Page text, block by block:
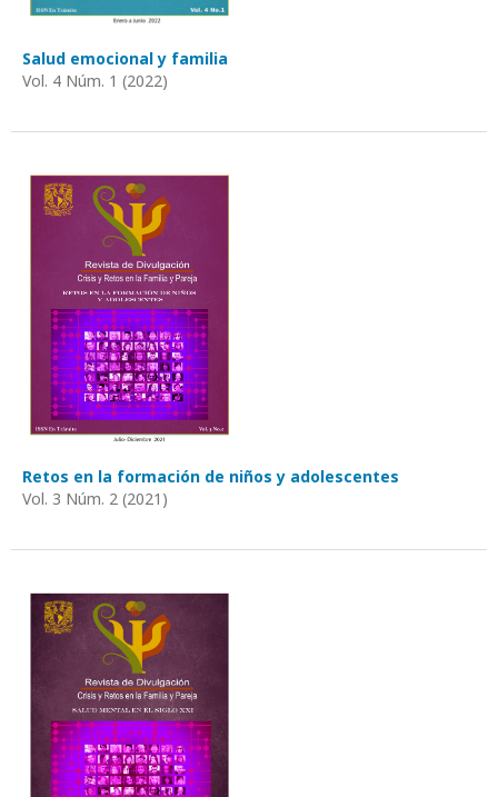
Salud emocional y familia
Vol. 4 Núm. 1 (2022)
Retos en la formación de niños y adolescentes
Vol. 3 Núm. 2 (2021)